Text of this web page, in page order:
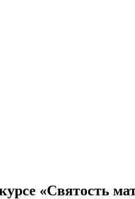
«Святость